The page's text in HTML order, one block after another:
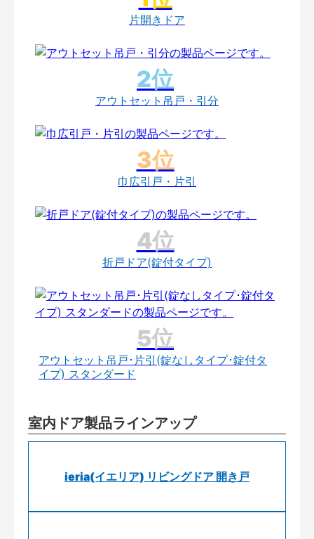
片開きドア
アウトセット吊戸・引分
巾広引戸・片引
折戸ドア(錠付タイプ)
アウトセット吊戸･片引(錠なしタイプ･錠付タ
イプ) スタンダード
室内ドア製品ラインアップ
ieria(イエリア) リビングドア 開き戸